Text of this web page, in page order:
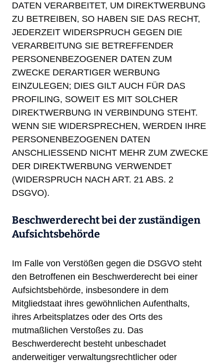
DATEN VERARBEITET, UM DIREKTWERBUNG
ZU BETREIBEN, SO HABEN SIE DAS RECHT,
JEDERZEIT WIDERSPRUCH GEGEN DIE
VERARBEITUNG SIE BETREFFENDER
PERSONENBEZOGENER DATEN ZUM
ZWECKE DERARTIGER WERBUNG
EINZULEGEN; DIES GILT AUCH FÜR DAS
PROFILING, SOWEIT ES MIT SOLCHER
DIREKTWERBUNG IN VERBINDUNG STEHT.
WENN SIE WIDERSPRECHEN, WERDEN IHRE
PERSONENBEZOGENEN DATEN
ANSCHLIESSEND NICHT MEHR ZUM ZWECKE
DER DIREKTWERBUNG VERWENDET
(WIDERSPRUCH NACH ART. 21 ABS. 2
DSGVO).
Beschwerde­recht bei der zuständigen
Aufsichts­behörde
Im Falle von Verstößen gegen die DSGVO steht
den Betroffenen ein Beschwerderecht bei einer
Aufsichtsbehörde, insbesondere in dem
Mitgliedstaat ihres gewöhnlichen Aufenthalts,
ihres Arbeitsplatzes oder des Orts des
mutmaßlichen Verstoßes zu. Das
Beschwerderecht besteht unbeschadet
anderweitiger verwaltungsrechtlicher oder